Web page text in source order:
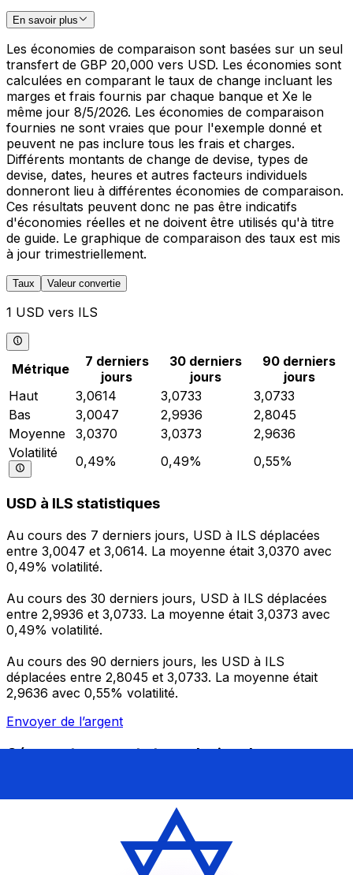
En savoir plus
Les économies de comparaison sont basées sur un seul
transfert de GBP 20,000 vers USD. Les économies sont
calculées en comparant le taux de change incluant les
marges et frais fournis par chaque banque et Xe le
même jour 8/5/2026. Les économies de comparaison
fournies ne sont vraies que pour l'exemple donné et
peuvent ne pas inclure tous les frais et charges.
Différents montants de change de devise, types de
devise, dates, heures et autres facteurs individuels
donneront lieu à différentes économies de comparaison.
Ces résultats peuvent donc ne pas être indicatifs
d'économies réelles et ne doivent être utilisés qu'à titre
de guide. Le graphique de comparaison des taux est mis
à jour trimestriellement.
Taux Valeur convertie
1 USD vers ILS
Métrique
7 derniers
jours
30 derniers
jours
90 derniers
jours
Haut
3,0614 3,0733
3,0733
Bas
3,0047 2,9936
2,8045
Moyenne
3,0370 3,0373
2,9636
Volatilité
0,49% 0,49% 0,55%
USD à ILS statistiques
Au cours des 7 derniers jours, USD à ILS déplacées
entre 3,0047 et 3,0614. La moyenne était 3,0370 avec
0,49% volatilité.
Au cours des 30 derniers jours, USD à ILS déplacées
entre 2,9936 et 3,0733. La moyenne était 3,0373 avec
0,49% volatilité.
Au cours des 90 derniers jours, les USD à ILS
déplacées entre 2,8045 et 3,0733. La moyenne était
2,9636 avec 0,55% volatilité.
Envoyer de l’argent
Gérez votre argent et vos devises lorsque vous
L'application Xe réunit toutes les fonctionnalités
nécessaires pour vos transferts d'argent internationaux
et la gestion de vos devises. Convertissez des devises,
programmez des alertes de taux et transférez de
l'argent à l'étranger sans frais cachés. Téléchargez